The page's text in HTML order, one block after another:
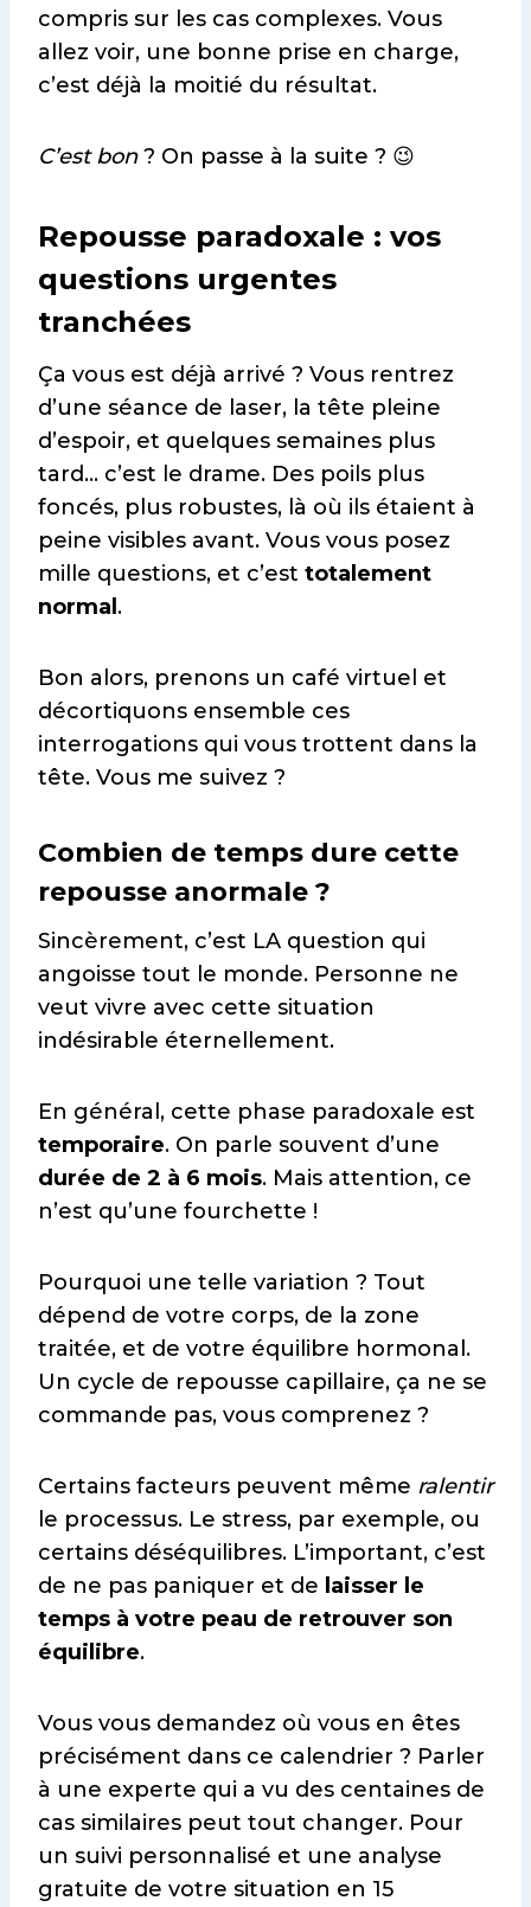
compris sur les cas complexes. Vous
allez voir, une bonne prise en charge,
c’est déjà la moitié du résultat.
C’est bon? On passe à la suite ? 😉
Repousse paradoxale : vos
questions urgentes
tranchées
Ça vous est déjà arrivé ? Vous rentrez
d’une séance de laser, la tête pleine
d’espoir, et quelques semaines plus
tard… c’est le drame. Des poils plus
foncés, plus robustes, là où ils étaient à
peine visibles avant. Vous vous posez
mille questions, et c’est totalement
normal.
Bon alors, prenons un café virtuel et
décortiquons ensemble ces
interrogations qui vous trottent dans la
tête. Vous me suivez ?
Combien de temps dure cette
repousse anormale ?
Sincèrement, c’est LA question qui
angoisse tout le monde. Personne ne
veut vivre avec cette situation
indésirable éternellement.
En général, cette phase paradoxale est
temporaire. On parle souvent d’une
durée de 2 à 6 mois. Mais attention, ce
n’est qu’une fourchette !
Pourquoi une telle variation ? Tout
dépend de votre corps, de la zone
traitée, et de votre équilibre hormonal.
Un cycle de repousse capillaire, ça ne se
commande pas, vous comprenez ?
Certains facteurs peuvent même ralentir
le processus. Le stress, par exemple, ou
certains déséquilibres. L’important, c’est
de ne pas paniquer et de laisser le
temps à votre peau de retrouver son
équilibre.
Vous vous demandez où vous en êtes
précisément dans ce calendrier ? Parler
à une experte qui a vu des centaines de
cas similaires peut tout changer. Pour
un suivi personnalisé et une analyse
gratuite de votre situation en 15